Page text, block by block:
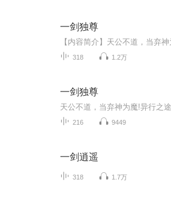
一剑独尊
318 1.2万
一剑独尊
216 9449
一剑逍遥
318 1.7万